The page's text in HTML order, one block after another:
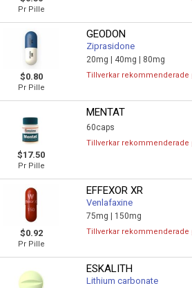
Pr Pille
$0.80
Pr Pille
GEODON
Ziprasidone
20mg | 40mg | 80mg
Tillverkar rekommenderade
$17.50
Pr Pille
MENTAT
60caps
Tillverkar rekommenderade
$0.92
Pr Pille
EFFEXOR XR
Venlafaxine
75mg | 150mg
Tillverkar rekommenderade
ESKALITH
Lithium carbonate